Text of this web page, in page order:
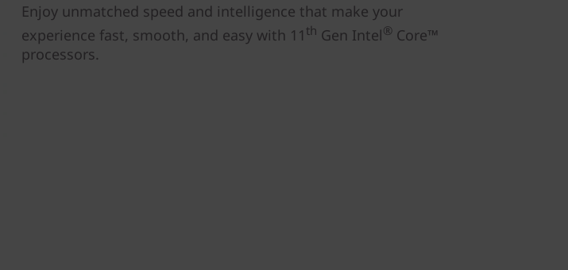
Enjoy unmatched speed and intelligence that make your
experience fast, smooth, and easy with 11 th Gen Intel® Core™
processors.